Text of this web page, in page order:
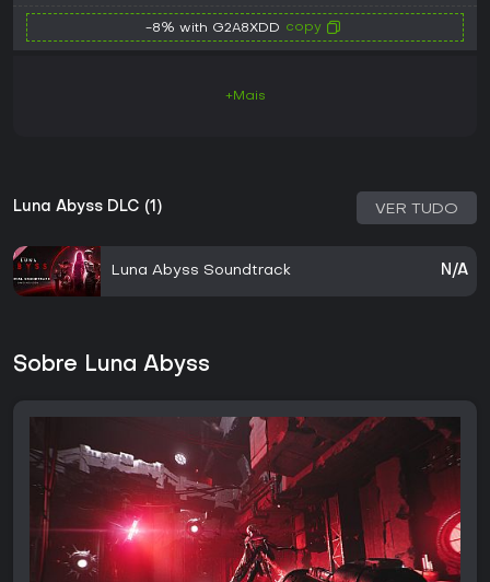
-8% with G2A8XDD copy
+Mais
Luna Abyss DLC (1) VER TUDO
Luna Abyss Soundtrack N/A
Sobre Luna Abyss